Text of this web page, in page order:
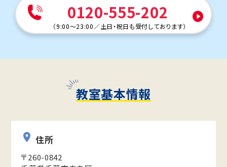
0120-555-202
（9:00～23:00 ／土日・祝日も受付しております）
教室基本情報
住所
〒260-0842